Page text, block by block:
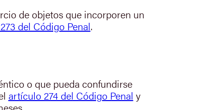
de objetos que incorporen un
del Código Penal.
o que pueda confundirse
artículo 274 del Código Penal y